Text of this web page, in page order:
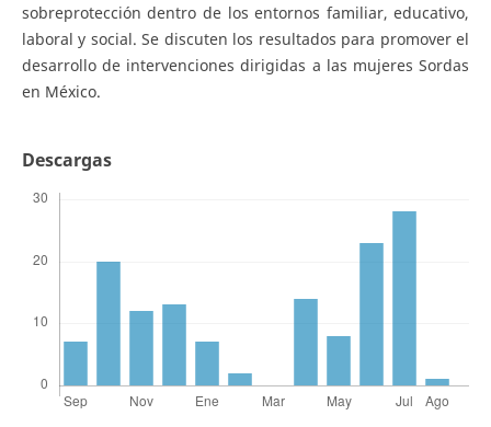
sobreprotección dentro de los entornos familiar, educativo,
laboral y social. Se discuten los resultados para promover el
desarrollo de intervenciones dirigidas a las mujeres Sordas
en México.
Descargas